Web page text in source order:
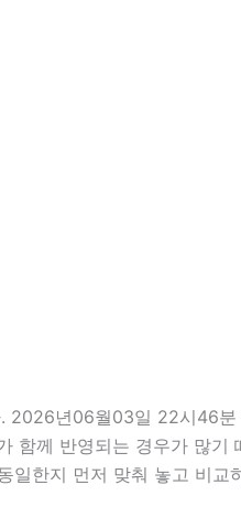
년06월03일 22시46
께 반영되는 경우가 많
한지 먼저 맞춰 놓고 비